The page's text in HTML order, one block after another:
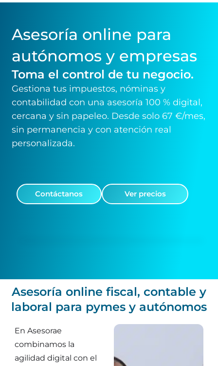
Asesoría online para
autónomos y empresas
Toma el control de tu negocio.
Gestiona tus impuestos, nóminas y
contabilidad con una asesoría 100 % digital,
cercana y sin papeleo. Desde solo 67 €/mes,
sin permanencia y con atención real
personalizada.
Contáctanos Ver precios
Asesoría online fiscal, contable y
laboral para pymes y autónomos
En Asesorae
combinamos la
agilidad digital con el